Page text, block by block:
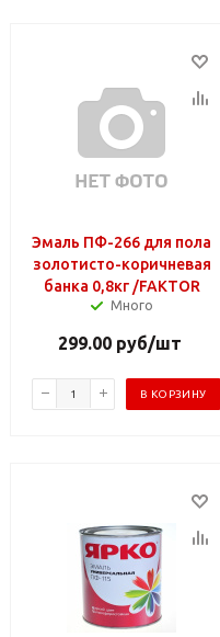
Эмаль ПФ-266 для пола
золотисто-коричневая
банка 0,8кг /FAKTOR
Много
299.00руб/шт
В КОРЗИНУ